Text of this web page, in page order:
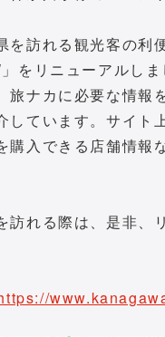
を訪れる観光客の利
をリニューアルしま
旅ナカに必要な情報
しています。サイト
購入できる店舗情報
訪れる際は、是非、